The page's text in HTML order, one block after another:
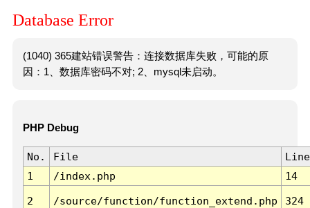
Database Error
(1040) 365建站错误警告：连接数据库失败，可能的原
因：1、数据库密码不对; 2、mysql未启动。
PHP Debug
No. File
Line
1
/index.php 14
2 /source/function/function_extend.php 324